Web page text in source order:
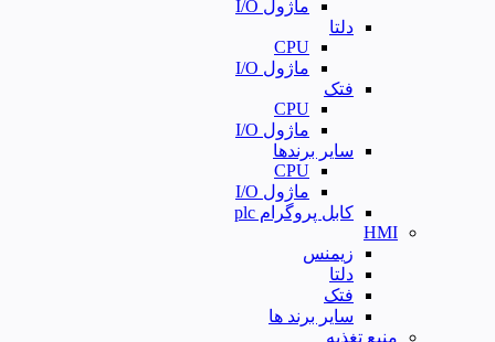
ماژول I/O
دلتا
CPU
ماژول I/O
فتک
CPU
ماژول I/O
سایر برندها
CPU
ماژول I/O
کابل پروگرام plc
HMI
زیمنس
دلتا
فتک
سایر برند ها
منبع تغذیه